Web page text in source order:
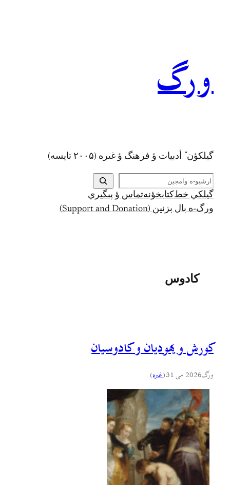
ورگ
گيلکؤن ٚ أدبیات ؤ فرهنگ ؤ غىره (۲۰۰۵ تايسه)
ج
س
ت
ج
گيلکي خط کتابخؤنهتماس ؤ پىگيري
ورگ-ه بال بزنين (Support and Donation)
کادوس
کورش و یهودیان و کادوسیان
ورگ2026 می 31 (غىره)